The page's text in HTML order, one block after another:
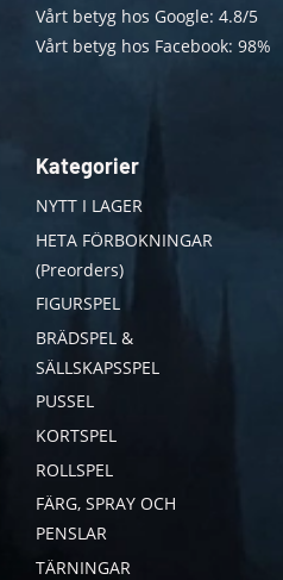
Vårt betyg hos Google: 4.8/5
Vårt betyg hos Facebook: 98%
Kategorier
NYTT I LAGER
HETA FÖRBOKNINGAR
(Preorders)
FIGURSPEL
BRÄDSPEL &
SÄLLSKAPSSPEL
PUSSEL
KORTSPEL
ROLLSPEL
FÄRG, SPRAY OCH
PENSLAR
TÄRNINGAR